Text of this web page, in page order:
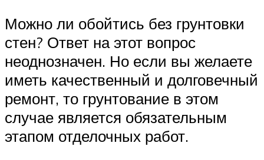
Можно ли обойтись без грунтовки
стен? Ответ на этот вопрос
неоднозначен. Но если вы желаете
иметь качественный и долговечный
ремонт, то грунтование в этом
случае является обязательным
этапом отделочных работ.